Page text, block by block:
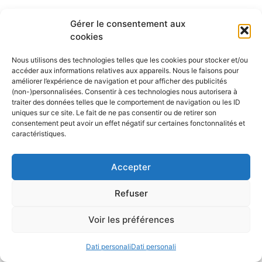
Gérer le consentement aux
cookies
Nous utilisons des technologies telles que les cookies pour stocker et/ou
accéder aux informations relatives aux appareils. Nous le faisons pour
améliorer l’expérience de navigation et pour afficher des publicités
(non-)personnalisées. Consentir à ces technologies nous autorisera à
traiter des données telles que le comportement de navigation ou les ID
uniques sur ce site. Le fait de ne pas consentir ou de retirer son
consentement peut avoir un effet négatif sur certaines fonctonnalités et
caractéristiques.
Accepter
Refuser
Voir les préférences
Dati personaliDati personali
Les derniers articles publiés
Salone Nautico di Genova
2026: Innovazione,
sostenibilità e il futuro dello
yachting italiano
Dal 1 al 6 ottobre 2026, Genova tornerà a
la 66ª edizione del Salone Nautico
Nautica. L’evento, che ritorna alle sue date